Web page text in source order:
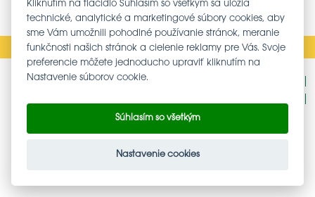
Podnety - oznámenia protispoločenskej činnosti
NASTAVENIE COOKIES
Kliknutím na tlačidlo Súhlasím so všetkým sa uložia
technické, analytické a marketingové súbory cookies, aby
sme Vám umožnili pohodlné používanie stránok, meranie
funkčnosti našich stránok a cielenie reklamy pre Vás. Svoje
preferencie môžete jednoducho upraviť kliknutím na
Nastavenie súborov cookie.
Súhlasím so všetkým
Nastavenie cookies